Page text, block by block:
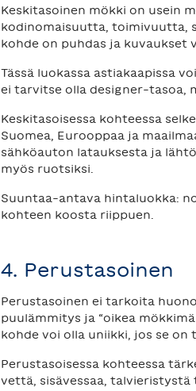
Keskitasoinen mökki on usein
kodinomaisuutta, toimivuutta,
kohde on puhdas ja kuvaukset
Tässä luokassa astiakaapissa
ei tarvitse olla designer-tasoa,
Keskitasoisessa kohteessa
Suomea, Eurooppaa ja
sähköauton latauksesta ja
myös ruotsiksi.
Suuntaa-antava hintaluokka:
kohteen koosta riippuen.
4. Perustasoinen
Perustasoinen ei tarkoita
puulämmitys ja “oikea
kohde voi olla uniikki, jos se
Perustasoisessa kohteessa
vettä, sisävessaa, talvieristystä